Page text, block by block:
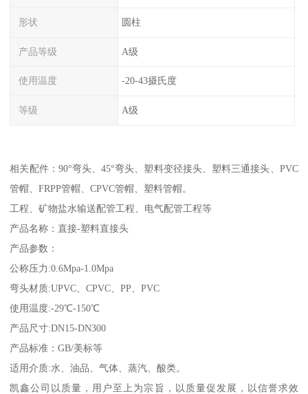
形状 圆柱
产品等级 A级
使用温度 -20-43摄氏度
等级 A级
相关配件：90°弯头、45°弯头、塑料变径接头、塑料三通接头、PVC
管帽、FRPP管帽、CPVC管帽、塑料管帽。
工程、矿物盐水输送配管工程、电气配管工程等
产品名称：直接-塑料直接头
产品参数：
公称压力:0.6Mpa-1.0Mpa
弯头材质:UPVC、CPVC、PP、PVC
使用温度:-29℃-150℃
产品尺寸:DN15-DN300
产品标准：GB/美标等
适用介质:水、油品、气体、蒸汽、酸类。
凯鑫公司以质量，用户至上为宗旨，以质量促发展，以信誉求效